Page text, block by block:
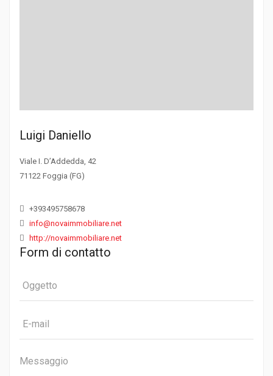
Luigi Daniello
Viale I. D’Addedda, 42
71122 Foggia (FG)
+393495758678
info@novaimmobiliare.net
http://novaimmobiliare.net
Form di contatto